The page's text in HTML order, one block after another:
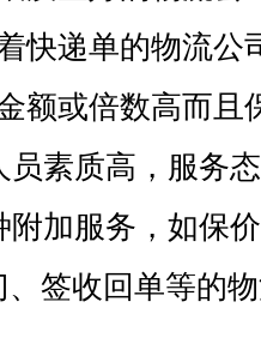
快递单的物流公
额或倍数高而且
员素质高，服务
附加服务，如保
签收回单等的